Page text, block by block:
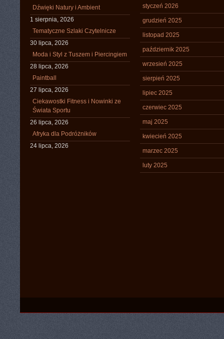
Dźwięki Natury i Ambient
1 sierpnia, 2026
Tematyczne Szlaki Czytelnicze
30 lipca, 2026
Moda i Styl z Tuszem i Piercingiem
28 lipca, 2026
Paintball
27 lipca, 2026
Ciekawostki Fitness i Nowinki ze
Świata Sportu
26 lipca, 2026
Afryka dla Podróżników
24 lipca, 2026
styczeń 2026
grudzień 2025
listopad 2025
październik 2025
wrzesień 2025
sierpień 2025
lipiec 2025
czerwiec 2025
maj 2025
kwiecień 2025
marzec 2025
luty 2025